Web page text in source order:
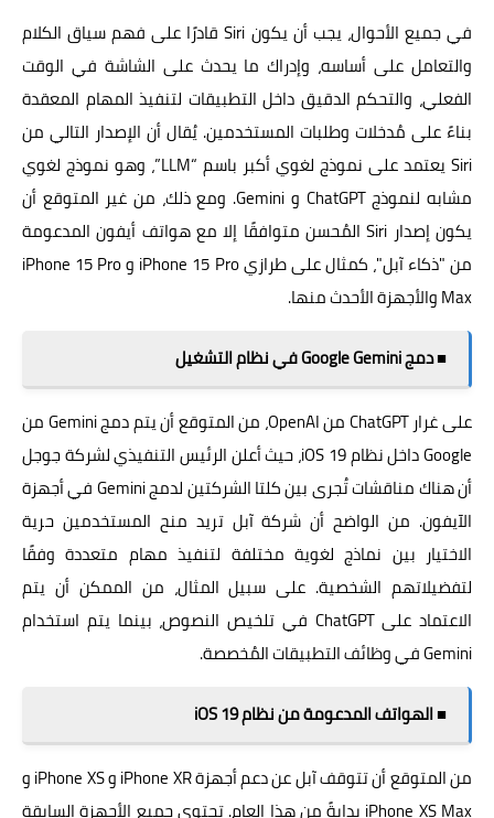
في جميع الأحوال، يجب أن يكون Siri قادرًا على فهم سياق الكلام
والتعامل على أساسه، وإدراك ما يحدث على الشاشة في الوقت
الفعلي، والتحكم الدقيق داخل التطبيقات لتنفيذ المهام المعقدة
بناءً على مُدخلات وطلبات المستخدمين. يُقال أن الإصدار التالي من
Siri يعتمد على نموذج لغوي أكبر باسم “LLM”، وهو نموذج لغوي
مشابه لنموذج ChatGPT و Gemini. ومع ذلك، من غير المتوقع أن
يكون إصدار Siri المُحسن متوافقًا إلا مع هواتف أيفون المدعومة
من "ذكاء آبل"، كمثال على طرازي iPhone 15 Pro و iPhone 15 Pro
Max والأجهزة الأحدث منها.
■ دمج Google Gemini في نظام التشغيل
على غرار ChatGPT من OpenAI، من المتوقع أن يتم دمج Gemini من
Google داخل نظام iOS 19، حيث أعلن الرئيس التنفيذي لشركة جوجل
أن هناك مناقشات تُجرى بين كلتا الشركتين لدمج Gemini في أجهزة
الآيفون. من الواضح أن شركة آبل تريد منح المستخدمين حرية
الاختيار بين نماذج لغوية مختلفة لتنفيذ مهام متعددة وفقًا
لتفضيلاتهم الشخصية. على سبيل المثال، من الممكن أن يتم
الاعتماد على ChatGPT في تلخيص النصوص، بينما يتم استخدام
Gemini في وظائف التطبيقات المُخصصة.
■ الهواتف المدعومة من نظام iOS 19
من المتوقع أن تتوقف آبل عن دعم أجهزة iPhone XR و iPhone XS و
iPhone XS Max بدايةً من هذا العام. تحتوي جميع الأجهزة السابقة